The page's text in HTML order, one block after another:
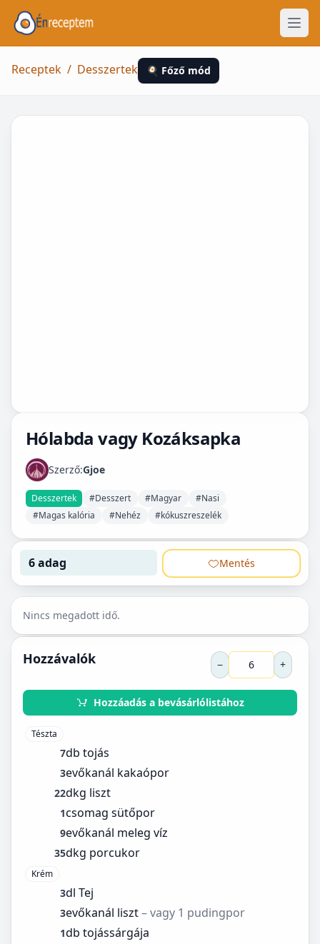
Receptek / Desszertek 🍳 Főző mód
Hólabda vagy Kozáksapka
Szerző:Gjoe
Desszertek #Desszert #Magyar
#Nasi
#Magas kalória
#Nehéz #kókuszreszelék
6 adag Mentés
Nincs megadott idő.
Hozzávalók − +
Hozzáadás a bevásárlólistához
Tészta
7db tojás
3evőkanál kakaópor
22dkg liszt
1csomag sütőpor
9evőkanál meleg víz
35dkg porcukor
Krém
3dl Tej
3evőkanál liszt– vagy 1 pudingpor
1db tojássárgája